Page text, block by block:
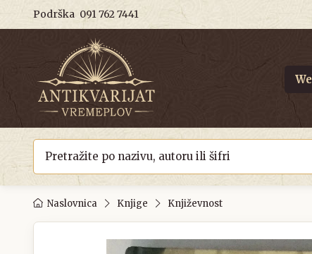
Podrška 091 762 7441
Naslovnica Knjige Književnost